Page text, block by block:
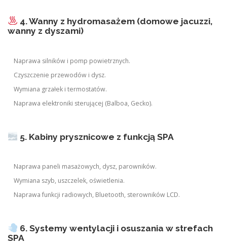
4. Wanny z hydromasażem (domowe jacuzzi,
wanny z dyszami)
Naprawa silników i pomp powietrznych.
Czyszczenie przewodów i dysz.
Wymiana grzałek i termostatów.
Naprawa elektroniki sterującej (Balboa, Gecko).
5. Kabiny prysznicowe z funkcją SPA
Naprawa paneli masażowych, dysz, parowników.
Wymiana szyb, uszczelek, oświetlenia.
Naprawa funkcji radiowych, Bluetooth, sterowników LCD.
6. Systemy wentylacji i osuszania w strefach
SPA